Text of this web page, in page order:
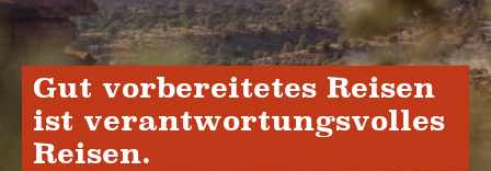
Gut vorbereitetes Reisen
ist verantwortungsvolles
Reisen.